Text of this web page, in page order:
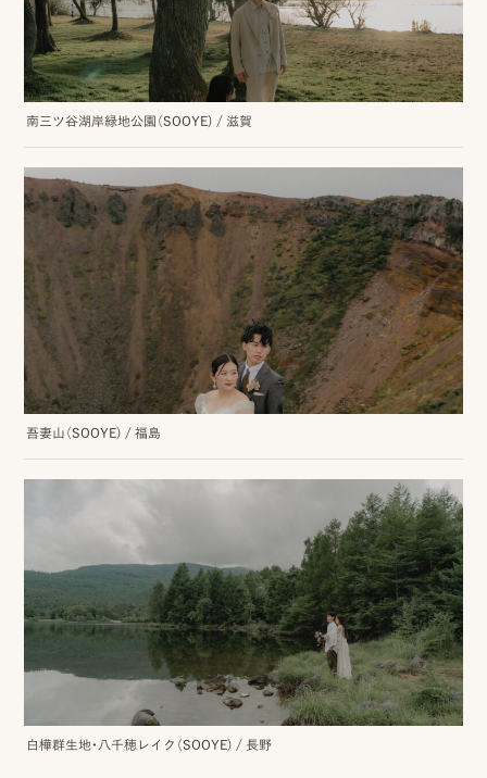
家族の記念写真
iliy
わんこと家族の記念写真
wanoneclip
撮
影
事
ス
を
グ
南三ツ谷湖岸緑地公園（SOOYE) /滋賀
吾妻山（SOOYE) /福島
白樺群生地・八千穂レイク（SOOYE) /長野